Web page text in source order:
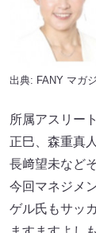
出典: FANY マガ
所属アスリー
正巳、森重真
長﨑望未など
今回マネジメ
ゲル氏もサッ